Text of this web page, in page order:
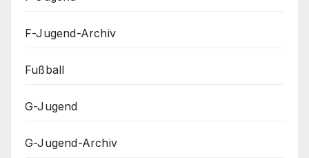
F-Jugend-Archiv
Fußball
G-Jugend
G-Jugend-Archiv